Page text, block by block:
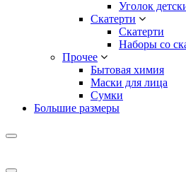
Уголок
Скатерти
Скатерти
Наборы со
Прочее
Бытовая химия
Маски для лица
Сумки
Большие размеры